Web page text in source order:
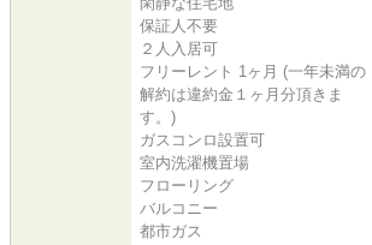
保証人不要
２人入居可
フリーレント 1ヶ月 (一年未満の
解約は違約金１ヶ月分頂きま
す。)
ガスコンロ設置可
室内洗濯機置場
フローリング
バルコニー
都市ガス